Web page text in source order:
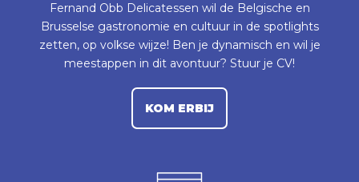
Fernand Obb Delicatessen wil de Belgische en
Brusselse gastronomie en cultuur in de spotlights
zetten, op volkse wijze! Ben je dynamisch en wil je
meestappen in dit avontuur? Stuur je CV!
KOM ERBIJ